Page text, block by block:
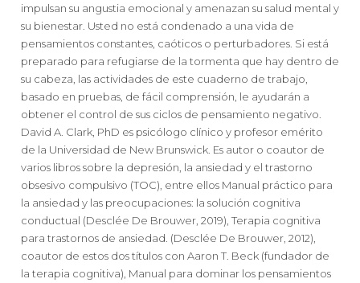
impulsan su angustia emocional y amenazan su salud mental y
su bienestar. Usted no está condenado a una vida de
pensamientos constantes, caóticos o perturbadores. Si está
preparado para refugiarse de la tormenta que hay dentro de
su cabeza, las actividades de este cuaderno de trabajo,
basado en pruebas, de fácil comprensión, le ayudarán a
obtener el control de sus ciclos de pensamiento negativo.
David A. Clark, PhD es psicólogo clínico y profesor emérito
de la Universidad de New Brunswick. Es autor o coautor de
varios libros sobre la depresión, la ansiedad y el trastorno
obsesivo compulsivo (TOC), entre ellos Manual práctico para
la ansiedad y las preocupaciones: la solución cognitiva
conductual (Desclée De Brouwer, 2019), Terapia cognitiva
para trastornos de ansiedad. (Desclée De Brouwer, 2012),
coautor de estos dos títulos con Aaron T. Beck (fundador de
la terapia cognitiva), Manual para dominar los pensamientos